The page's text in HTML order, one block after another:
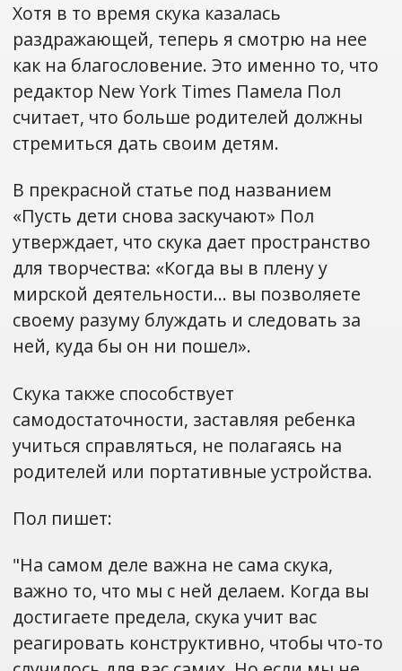
Хотя в то время скука казалась
раздражающей, теперь я смотрю на нее
как на благословение. Это именно то, что
редактор New York Times Памела Пол
считает, что больше родителей должны
стремиться дать своим детям.
В прекрасной статье под названием
«Пусть дети снова заскучают» Пол
утверждает, что скука дает пространство
для творчества: «Когда вы в плену у
мирской деятельности… вы позволяете
своему разуму блуждать и следовать за
ней, куда бы он ни пошел».
Скука также способствует
самодостаточности, заставляя ребенка
учиться справляться, не полагаясь на
родителей или портативные устройства.
Пол пишет:
"На самом деле важна не сама скука,
важно то, что мы с ней делаем. Когда вы
достигаете предела, скука учит вас
реагировать конструктивно, чтобы что-то